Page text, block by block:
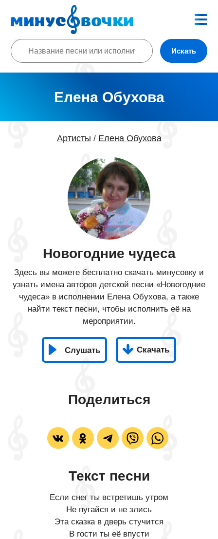
Искать
Елена Обухова
Артисты / Елена Обухова
Новогодние чудеса
Здесь вы можете бесплатно скачать минусовку и
узнать имена авторов детской песни «Новогодние
чудеса» в исполнении Елена Обухова, а также
найти текст песни, чтобы исполнить её на
мероприятии.
Слушать Скачать
Поделиться
Текст песни
Если снег ты встретишь утром
Не пугайся и не злись
Эта сказка в дверь стучится
В гости ты её впусти